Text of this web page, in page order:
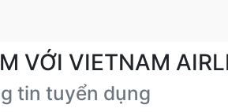
VỚI VIETNAM
tin tuyển dụng